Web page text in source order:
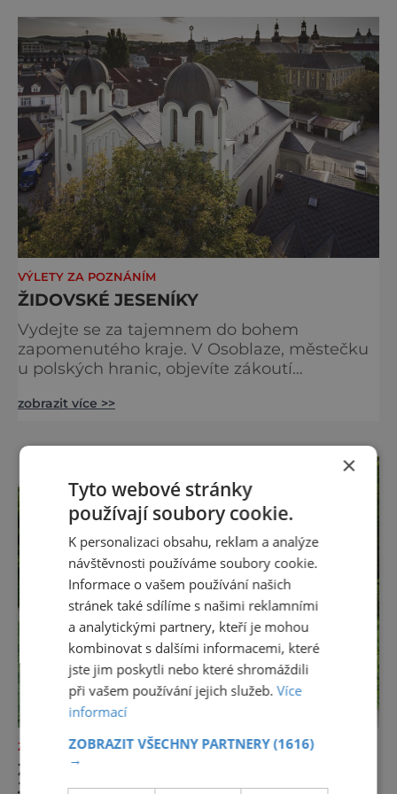
VÝLETY ZA POZNÁNÍM
ŽIDOVSKÉ JESENÍKY
Vydejte se za tajemnem do bohem
zapomenutého kraje. V Osoblaze, městečku
u polských hranic, objevíte zákoutí
nejcennějším židovským hřbitovům u nás.
synagogu v Moravskoslezském kraji, kde si
seznámíte se s příběhem o slavném likéru.
Za židovským tajemstvím do Osoblahy
Židovs
zobrazit více >>
ZAJÍMAVOSTI
ŽIDOVSKÉ PAMÁTKY V ČESKÉ LÍPĚ A
JABLONCI
×
Tyto webové stránky
používají soubory cookie.
K personalizaci obsahu, reklam a analýze
návštěvnosti používáme soubory cookie.
Informace o vašem používání našich
stránek také sdílíme s našimi reklamními
a analytickými partnery, kteří je mohou
kombinovat s dalšími informacemi, které
jste jim poskytli nebo které shromáždili
při vašem používání jejich služeb.Více
informací
ZOBRAZIT VŠECHNY PARTNERY(1616)
→